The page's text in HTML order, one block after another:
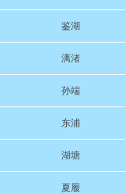
鉴湖
漓渚
孙端
东浦
湖塘
夏履